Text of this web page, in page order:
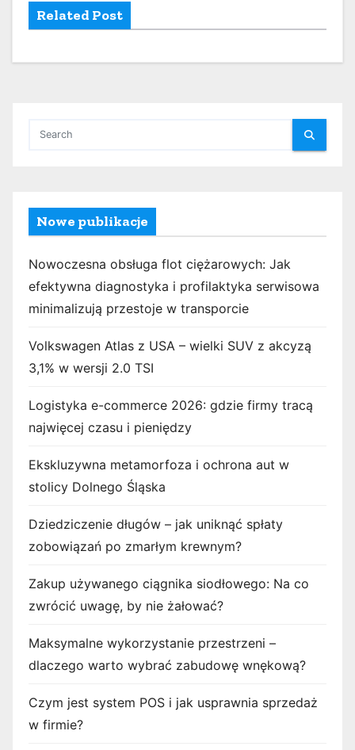
Related Post
Nowe publikacje
Nowoczesna obsługa flot ciężarowych: Jak
efektywna diagnostyka i profilaktyka serwisowa
minimalizują przestoje w transporcie
Volkswagen Atlas z USA – wielki SUV z akcyzą
3,1% w wersji 2.0 TSI
Logistyka e-commerce 2026: gdzie firmy tracą
najwięcej czasu i pieniędzy
Ekskluzywna metamorfoza i ochrona aut w
stolicy Dolnego Śląska
Dziedziczenie długów – jak uniknąć spłaty
zobowiązań po zmarłym krewnym?
Zakup używanego ciągnika siodłowego: Na co
zwrócić uwagę, by nie żałować?
Maksymalne wykorzystanie przestrzeni –
dlaczego warto wybrać zabudowę wnękową?
Czym jest system POS i jak usprawnia sprzedaż
w firmie?